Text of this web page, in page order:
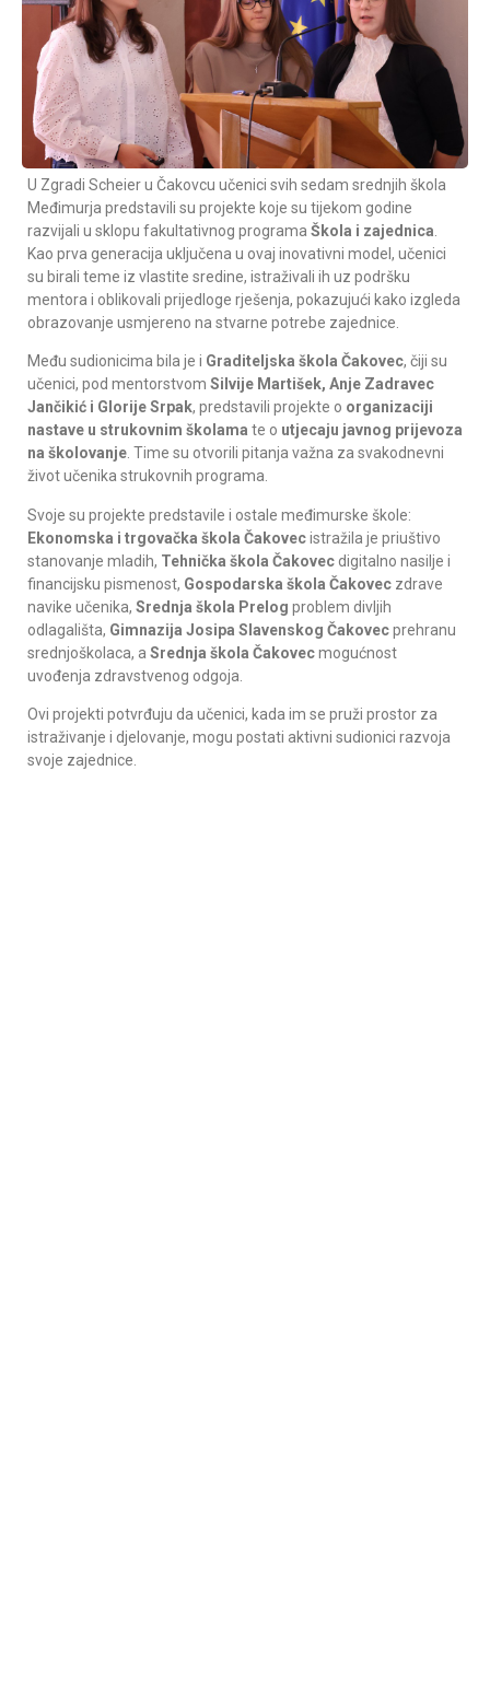
U Zgradi Scheier u Čakovcu učenici svih sedam srednjih škola
Međimurja predstavili su projekte koje su tijekom godine
razvijali u sklopu fakultativnog programa Škola i zajednica
Kao prva generacija uključena u ovaj inovativni model, učenici
su birali teme iz vlastite sredine, istraživali ih uz podršku
mentora i oblikovali prijedloge rješenja, pokazujući kako izgleda
obrazovanje usmjereno na stvarne potrebe zajednice.
Među sudionicima bila je i Graditeljska škola Čakovec, čiji su
učenici, pod mentorstvom Silvije Martišek, Anje Zadravec
Jančikić i Glorije Srpak, predstavili projekte o organizaciji
nastave u strukovnim školama te o utjecaju javnog prijevoza
na školovanje. Time su otvorili pitanja važna za svakodnevni
život učenika strukovnih programa.
Svoje su projekte predstavile i ostale međimurske škole:
Ekonomska i trgovačka škola Čakovecistražila je priuštivo
stanovanje mladih, Tehnička škola Čakovec digitalno nasilje i
financijsku pismenost, Gospodarska škola Čakovec zdrave
navike učenika, Srednja škola Prelog problem divljih
odlagališta, Gimnazija Josipa Slavenskog Čakovecprehranu
srednjoškolaca, a Srednja škola Čakovecmogućnost
uvođenja zdravstvenog odgoja.
Ovi projekti potvrđuju da učenici, kada im se pruži prostor za
istraživanje i djelovanje, mogu postati aktivni sudionici razvoja
svoje zajednice.